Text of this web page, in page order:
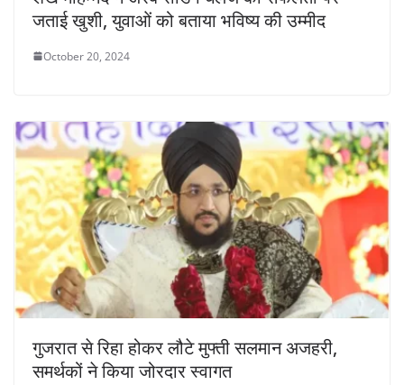
जताई खुशी, युवाओं को बताया भविष्य की उम्मीद
October 20, 2024
गुजरात से रिहा होकर लौटे मुफ्ती सलमान अजहरी,
समर्थकों ने किया जोरदार स्वागत